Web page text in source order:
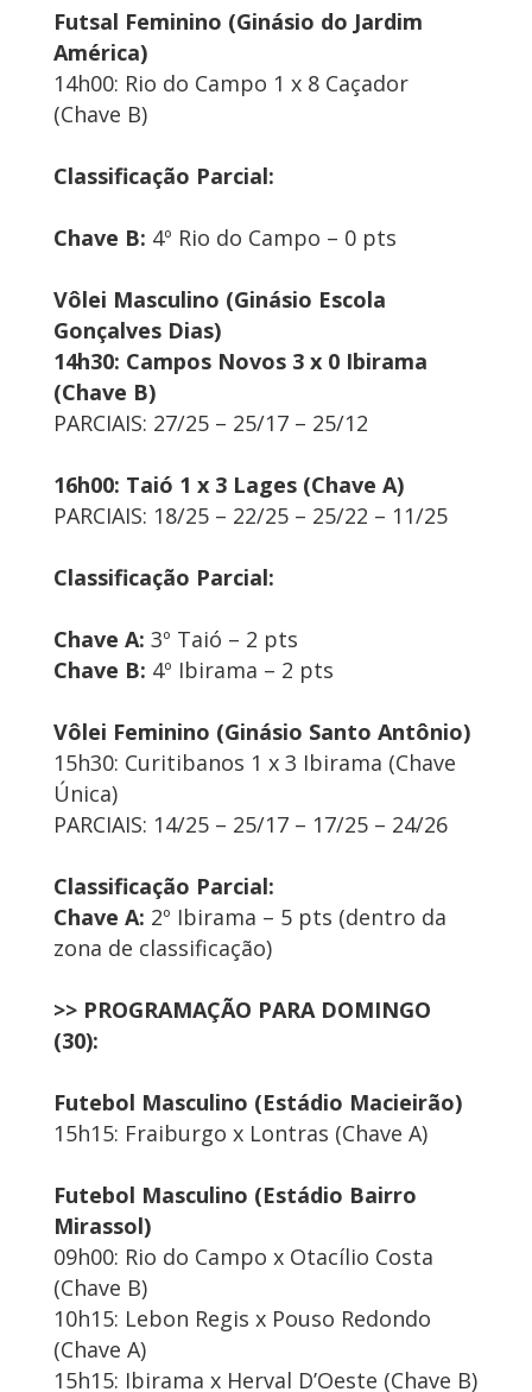
Futsal Feminino (Ginásio do Jardim
América)
14h00: Rio do Campo 1 x 8 Caçador
(Chave B)
Classificação Parcial:
Chave B: 4º Rio do Campo – 0 pts
Vôlei Masculino (Ginásio Escola
Gonçalves Dias)
14h30: Campos Novos 3 x 0 Ibirama
(Chave B)
PARCIAIS: 27/25 – 25/17 – 25/12
16h00: Taió 1 x 3 Lages (Chave A)
PARCIAIS: 18/25 – 22/25 – 25/22 – 11/25
Classificação Parcial:
Chave A: 3º Taió – 2 pts
Chave B: 4º Ibirama – 2 pts
Vôlei Feminino (Ginásio Santo Antônio)
15h30: Curitibanos 1 x 3 Ibirama (Chave
Única)
PARCIAIS: 14/25 – 25/17 – 17/25 – 24/26
Classificação Parcial:
Chave A: 2º Ibirama – 5 pts (dentro da
zona de classificação)
>> PROGRAMAÇÃO PARA DOMINGO
(30):
Futebol Masculino (Estádio Macieirão)
15h15: Fraiburgo x Lontras (Chave A)
Futebol Masculino (Estádio Bairro
Mirassol)
09h00: Rio do Campo x Otacílio Costa
(Chave B)
10h15: Lebon Regis x Pouso Redondo
(Chave A)
15h15: Ibirama x Herval D’Oeste (Chave B)